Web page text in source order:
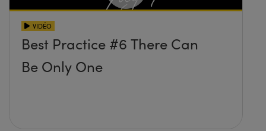
VIDÉO
Best Practice #6 There Can
Be Only One